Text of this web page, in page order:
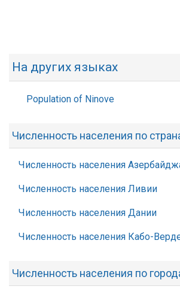
На других языках
Population of Ninove
Численность населения по
Численность населения
Численность населения Ливии
Численность населения Дании
Численность населения Кабо-
Численность населения по